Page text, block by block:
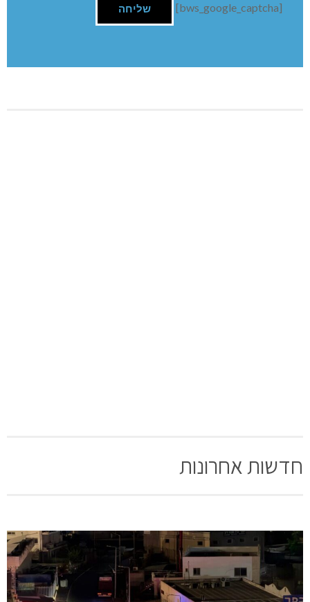
[bws_google_captcha]
חדשות אחרונות